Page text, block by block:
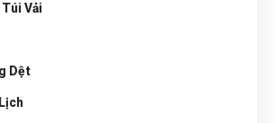
Túi Vải
Dệt